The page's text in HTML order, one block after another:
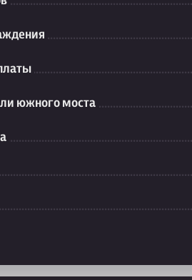
южного моста